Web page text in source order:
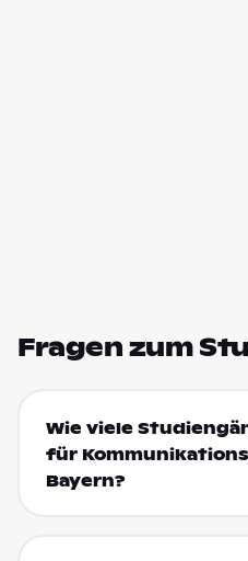
Fragen zum
Wie viele
für
Bayern?